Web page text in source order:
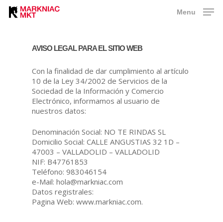
Skip
Menu
AVISO LEGAL PARA EL SITIO WEB
Con la finalidad de dar cumplimiento al artículo
10 de la Ley 34/2002 de Servicios de la
Sociedad de la Información y Comercio
Electrónico, informamos al usuario de
nuestros datos:
Denominación Social: NO TE RINDAS SL
Domicilio Social: CALLE ANGUSTIAS 32 1D –
47003 – VALLADOLID – VALLADOLID
NIF: B47761853
Teléfono: 983046154
e-Mail:
moc.c
ainkr
am@al
oh
Datos registrales:
Pagina Web: www.markniac.com.